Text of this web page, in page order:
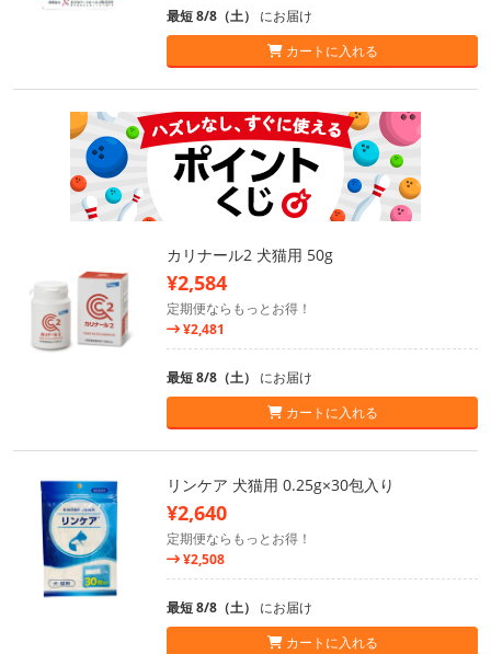
最短 8/8（土） にお届け
カートに入れる
カリナール2 犬猫用 50g
¥2,584
定期便ならもっとお得！
¥2,481
最短 8/8（土） にお届け
カートに入れる
リンケア 犬猫用 0.25g×30包入り
¥2,640
定期便ならもっとお得！
¥2,508
最短 8/8（土） にお届け
カートに入れる